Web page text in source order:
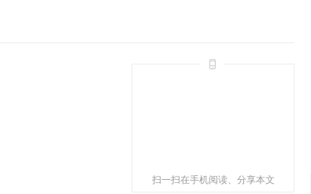
扫一扫在手机阅读、分享本文